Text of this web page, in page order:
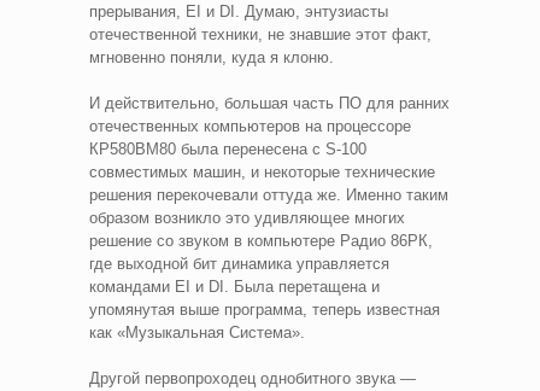
прерывания, EI и DI. Думаю, энтузиасты
отечественной техники, не знавшие этот факт,
мгновенно поняли, куда я клоню.
И действительно, большая часть ПО для ранних
отечественных компьютеров на процессоре
КР580ВМ80 была перенесена с S-100
совместимых машин, и некоторые технические
решения перекочевали оттуда же. Именно таким
образом возникло это удивляющее многих
решение со звуком в компьютере Радио 86РК,
где выходной бит динамика управляется
командами EI и DI. Была перетащена и
упомянутая выше программа, теперь известная
как «Музыкальная Система».
Другой первопроходец однобитного звука —